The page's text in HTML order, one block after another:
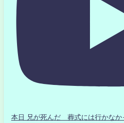
本日 兄が死んだ 葬式には行かな